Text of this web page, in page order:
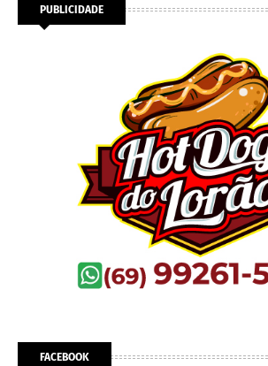
PUBLICIDADE
FACEBOOK